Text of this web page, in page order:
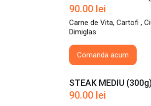
90.00 lei
Carne de Vita, Cartofi ,
Dimiglas
Comanda acum
STEAK MEDIU
90.00 lei